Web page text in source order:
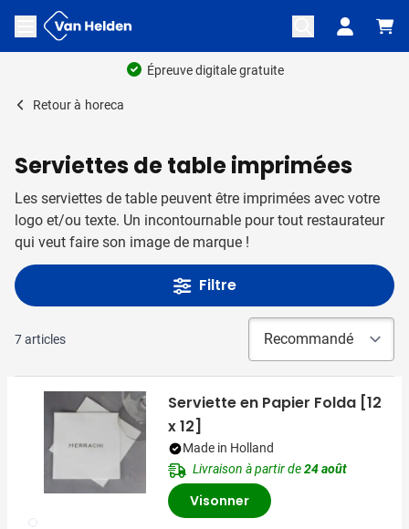
Aller au contenu
Ouvrir le menu
Épreuve digitale gratuite
Retour à horeca
Serviettes de table imprimées
Les serviettes de table peuvent être imprimées avec votre
logo et/ou texte. Un incontournable pour tout restaurateur
qui veut faire son image de marque !
Filtre
7articles
002
Serviette en Papier Folda [12
x 12]
Made in Holland
Livraison à partir de24 août
Visonner